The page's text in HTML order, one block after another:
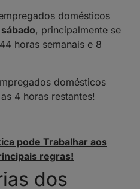
domésticos
, principalmente se
horas semanais e 8
domésticos
4 horas restantes!
pode Trabalhar aos
regras!
dos